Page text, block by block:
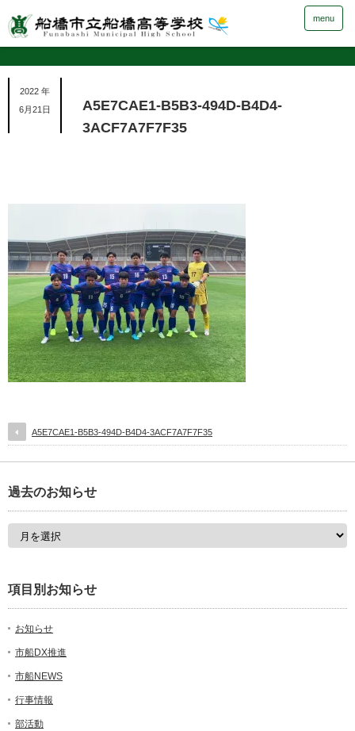
menu
2022 年
6月21日
A5E7CAE1-B5B3-494D-B4D4-
3ACF7A7F7F35
A5E7CAE1-B5B3-494D-B4D4-3ACF7A7F7F35
過去のお知らせ
項目別お知らせ
お知らせ
市船DX推進
市船NEWS
行事情報
部活動